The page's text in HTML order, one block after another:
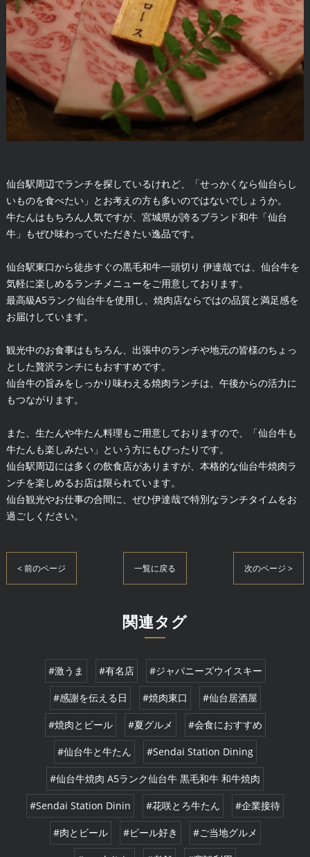
仙台駅周辺でランチを探しているけれど、「せっかくなら仙台らし
いものを食べたい」とお考えの方も多いのではないでしょうか。
牛たんはもちろん人気ですが、宮城県が誇るブランド和牛「仙台
牛」もぜひ味わっていただきたい逸品です。
仙台駅東口から徒歩すぐの黒毛和牛一頭切り 伊達哉では、仙台牛を
気軽に楽しめるランチメニューをご用意しております。
最高級A5ランク仙台牛を使用し、焼肉店ならではの品質と満足感を
お届けしています。
観光中のお食事はもちろん、出張中のランチや地元の皆様のちょっ
とした贅沢ランチにもおすすめです。
仙台牛の旨みをしっかり味わえる焼肉ランチは、午後からの活力に
もつながります。
また、生たんや牛たん料理もご用意しておりますので、「仙台牛も
牛たんも楽しみたい」という方にもぴったりです。
仙台駅周辺には多くの飲食店がありますが、本格的な仙台牛焼肉ラ
ンチを楽しめるお店は限られています。
仙台観光やお仕事の合間に、ぜひ伊達哉で特別なランチタイムをお
過ごしください。
< 前のページ 一覧に戻る 次のページ >
関連タグ
#激うま #有名店 #ジャパニーズウイスキー
#感謝を伝える日 #焼肉東口 #仙台居酒屋
#焼肉とビール #夏グルメ #会食におすすめ
#仙台牛と牛たん #Sendai Station Dining
#仙台牛焼肉 A5ランク仙台牛 黒毛和牛 和牛焼肉
#Sendai Station Dinin #花咲とろ牛たん #企業接待
#肉とビール #ビール好き #ご当地グルメ